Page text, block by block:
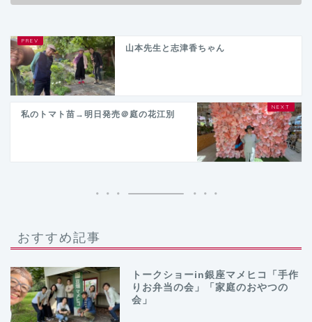
山本先生と志津香ちゃん
私のトマト苗→明日発売＠庭の花江別
おすすめ記事
トークショーin銀座マメヒコ「手作
りお弁当の会」「家庭のおやつの
会」